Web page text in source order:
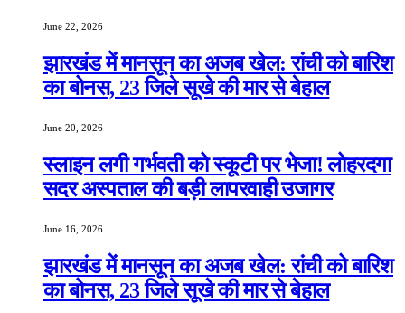
June 22, 2026
झारखंड में मानसून का अजब खेल: रांची को बारिश
का बोनस, 23 जिले सूखे की मार से बेहाल
June 20, 2026
स्लाइन लगी गर्भवती को स्कूटी पर भेजा! लोहरदगा
सदर अस्पताल की बड़ी लापरवाही उजागर
June 16, 2026
झारखंड में मानसून का अजब खेल: रांची को बारिश
का बोनस, 23 जिले सूखे की मार से बेहाल